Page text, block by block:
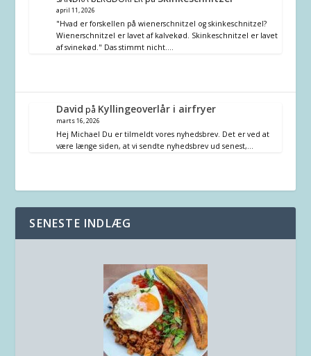
april 11, 2026
"Hvad er forskellen på wienerschnitzel og skinkeschnitzel?
Wienerschnitzel er lavet af kalvekød. Skinkeschnitzel er lavet
af svinekød." Das stimmt nicht.…
David på Kyllingeoverlår i airfryer
marts 16, 2026
Hej Michael Du er tilmeldt vores nyhedsbrev. Det er ved at
være længe siden, at vi sendte nyhedsbrev ud senest,…
SENESTE INDLÆG